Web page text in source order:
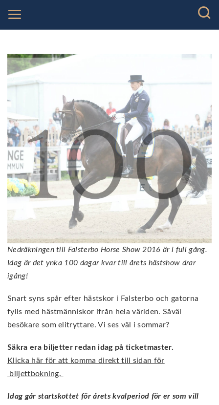
Nedräkningen till Falsterbo Horse Show 2016 är i full gång.
Idag är det ynka 100 dagar kvar till årets hästshow drar
igång!
Snart syns spår efter hästskor i Falsterbo och gatorna
fylls med hästmänniskor ifrån hela världen. Såväl
besökare som elitryttare. Vi ses väl i sommar?
Säkra era biljetter redan idag på ticketmaster.
Klicka här för att komma direkt till sidan för
biljettbokning.
Idag går startskottet för årets kvalperiod för er som vill